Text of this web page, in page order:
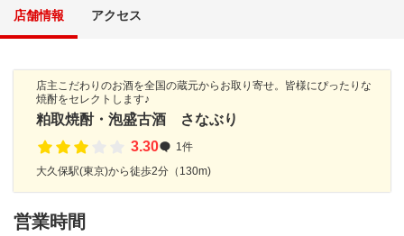
店舗情報 アクセス
店主こだわりのお酒を全国の蔵元からお取り寄せ。皆様にぴったりな
焼酎をセレクトします♪
粕取焼酎・泡盛古酒 さなぶり
3.30
1件
大久保駅(東京)から徒歩2分（130m)
営業時間